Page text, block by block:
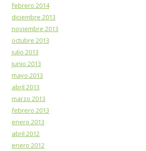
febrero 2014
diciembre 2013
noviembre 2013
octubre 2013
julio 2013
junio 2013
mayo 2013
abril 2013
marzo 2013
febrero 2013
enero 2013
abril 2012
enero 2012